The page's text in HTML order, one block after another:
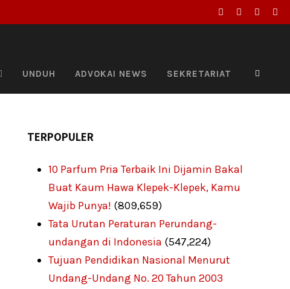
UNDUH ADVOKAI NEWS SEKRETARIAT
TERPOPULER
10 Parfum Pria Terbaik Ini Dijamin Bakal
Buat Kaum Hawa Klepek-Klepek, Kamu
Wajib Punya! (809,659)
Tata Urutan Peraturan Perundang-
undangan di Indonesia (547,224)
Tujuan Pendidikan Nasional Menurut
Undang-Undang No. 20 Tahun 2003